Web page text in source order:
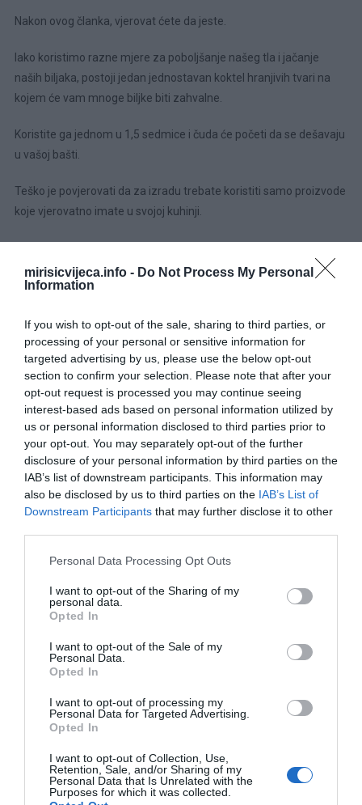
mirisicvijeca.info - Do Not Process My Personal
Information
If you wish to opt-out of the sale, sharing to third parties, or
processing of your personal or sensitive information for
targeted advertising by us, please use the below opt-out
section to confirm your selection. Please note that after your
opt-out request is processed you may continue seeing
interest-based ads based on personal information utilized by
us or personal information disclosed to third parties prior to
your opt-out. You may separately opt-out of the further
disclosure of your personal information by third parties on the
IAB’s list of downstream participants. This information may
also be disclosed by us to third parties on the IAB’s List of
Downstream Participants that may further disclose it to other
Please note that this website/app uses one or more Google
not limited to your visit or usage behaviour. You may click to
grant or deny consent to Google and its third-party tags to
use your data for below specified purposes in below Google
consent section.
Personal Data Processing Opt Outs
I want to opt-out of the Sharing of my
personal data.
Opted In
I want to opt-out of the Sale of my
Personal Data.
Opted In
I want to opt-out of processing my
Personal Data for Targeted Advertising.
Opted In
I want to opt-out of Collection, Use,
Retention, Sale, and/or Sharing of my
Personal Data that Is Unrelated with the
Purposes for which it was collected.
Nakon ovog članka, vjerovat ćete da jeste.
Iako koristimo razne mjere za poboljšanje našeg tla i jačanje
naših biljaka, postoji jedan jednostavan koktel hranjivih tvari na
kojem će vam mnoge biljke biti zahvalne.
Koristite ga jednom u 1,5 sedmice i čuda će početi da se dešavaju
u vašoj bašti.
Teško je povjerovati da za izradu trebate koristiti samo proizvode
koje vjerovatno imate u svojoj kuhinji.
uživajte u prekrasnim, zdravim plodovima.
gnojiva trebat će nam 1 kocka kvasca i 8 kašika šećera.
Sve dobro izmešati i pomešati sa 10 litara vode.
Zatim ostavimo đubrivo 20 minuta i sačekamo dok ne počne da
se pjeni.
Gotov preparat razrijediti 1:5 i preliti preko biljaka.
Doduše, ovo đubrivo je izuzetno jeftino.
podržati negu ne samo jagoda, krastavaca i paradajza.
Koristit će i malini i svim biljkama kojima je potreban ojačan
korijenski sistem.
Ovo đubrivo je tako efikasno uglavnom zahvaljujući kvascu.
Bogate su vitaminom B i mineralima kao što su azot i fosfor.
Njihovo dodavanje u tlo ima pozitivan učinak na razvoj korijena
sadnica i jača korijenski sistem odraslih biljaka.